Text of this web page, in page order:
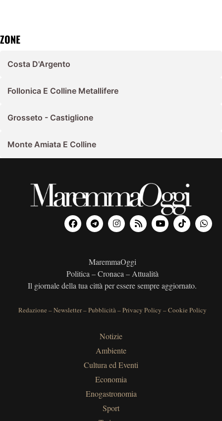
ZONE
Costa D'Argento
Follonica E Colline Metallifere
Grosseto - Castiglione
Monte Amiata E Colline
MaremmaOggi
Politica – Cronaca – Attualità
Il giornale della tua città per essere sempre aggiornato.
Redazione –Newsletter–Pubblicità –Privacy Policy –Cookie Policy
Notizie
Ambiente
Cultura ed Eventi
Economia
Enogastronomia
Sport